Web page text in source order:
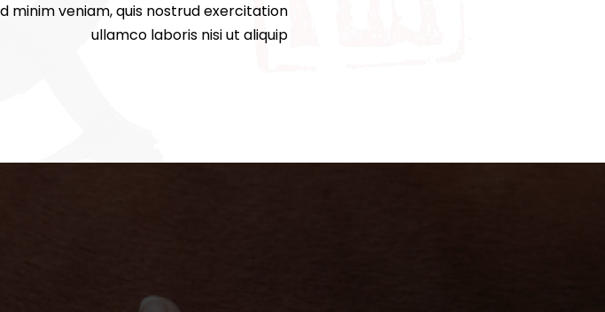
minim veniam, quis nostrud exercitation
ullamco laboris nisi ut aliquip